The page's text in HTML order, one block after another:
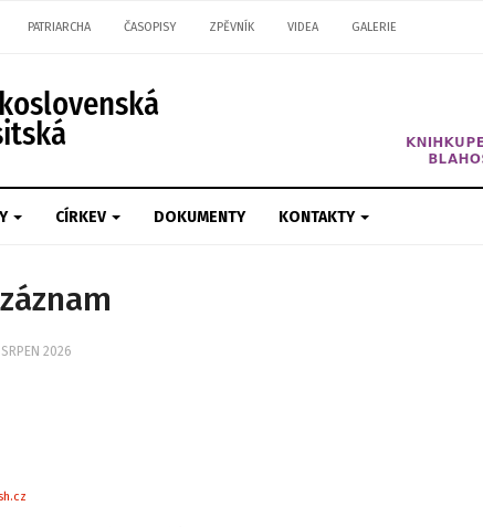
PATRIARCHA ČASOPISY ZPĚVNÍK VIDEA GALERIE
CÍRKEV DOKUMENTY KONTAKTY
2026